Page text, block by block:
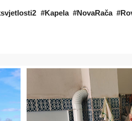
#Kapela #NovaRača